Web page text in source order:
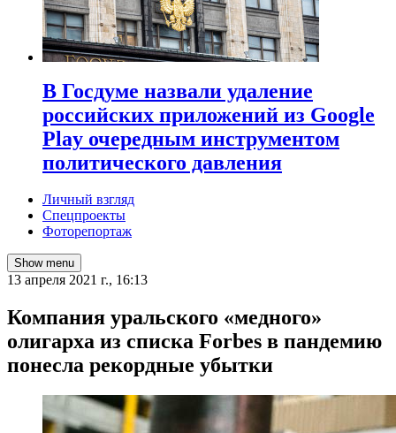
В Госдуме назвали удаление
российских приложений из Google
Play очередным инструментом
политического давления
Личный взгляд
Спецпроекты
Фоторепортаж
Show menu
13 апреля 2021 г., 16:13
Компания уральского «медного»
олигарха из списка Forbes в пандемию
понесла рекордные убытки